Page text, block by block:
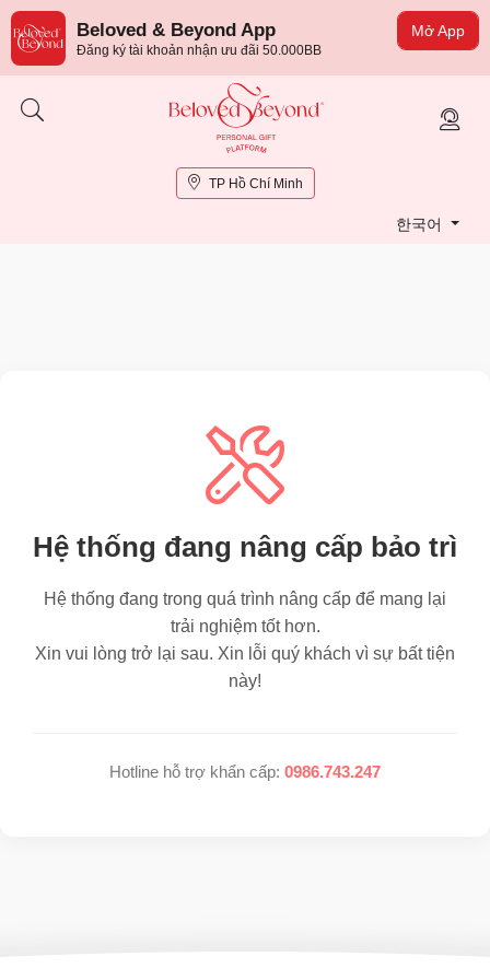
Mở App
Beloved & Beyond App
Đăng ký tài khoản nhận ưu đãi 50.000BB
TP Hồ Chí Minh
한국어
Hệ thống đang nâng cấp bảo trì
Hệ thống đang trong quá trình nâng cấp để mang lại
trải nghiệm tốt hơn.
Xin vui lòng trở lại sau. Xin lỗi quý khách vì sự bất tiện
này!
Hotline hỗ trợ khẩn cấp: 0986.743.247